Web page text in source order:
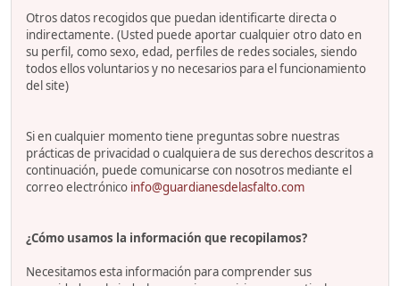
Otros datos recogidos que puedan identificarte directa o
indirectamente. (Usted puede aportar cualquier otro dato en
su perfil, como sexo, edad, perfiles de redes sociales, siendo
todos ellos voluntarios y no necesarios para el funcionamiento
del site)
Si en cualquier momento tiene preguntas sobre nuestras
prácticas de privacidad o cualquiera de sus derechos descritos a
continuación, puede comunicarse con nosotros mediante el
correo electrónico info@guardianesdelasfalto.com
¿Cómo usamos la información que recopilamos?
Necesitamos esta información para comprender sus